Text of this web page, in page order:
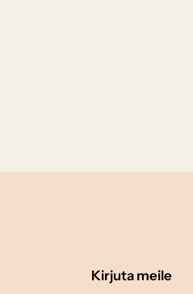
Kirjuta meile